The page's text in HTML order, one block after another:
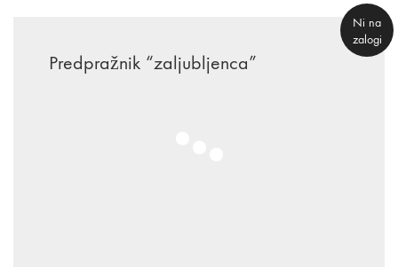
Predpražnik “zaljubljenca”
Ni na
zalogi